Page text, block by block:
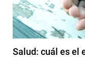
Salud: cuál es el